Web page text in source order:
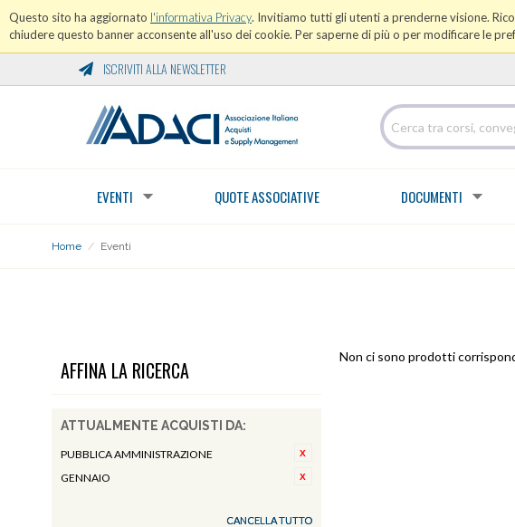
Questo sito ha aggiornato l'informativa Privacy. Invitiamo tutti gli utenti a prenderne visione.
chiudere questo banner acconsente all'uso dei cookie. Per saperne di più o per modificare le
ISCRIVITI ALLA NEWSLETTER
EVENTI QUOTE ASSOCIATIVE DOCUMENTI
Home / Eventi
AFFINA LA RICERCA
ATTUALMENTE ACQUISTI DA:
PUBBLICA AMMINISTRAZIONE
GENNAIO
CANCELLA TUTTO
Non ci sono prodotti